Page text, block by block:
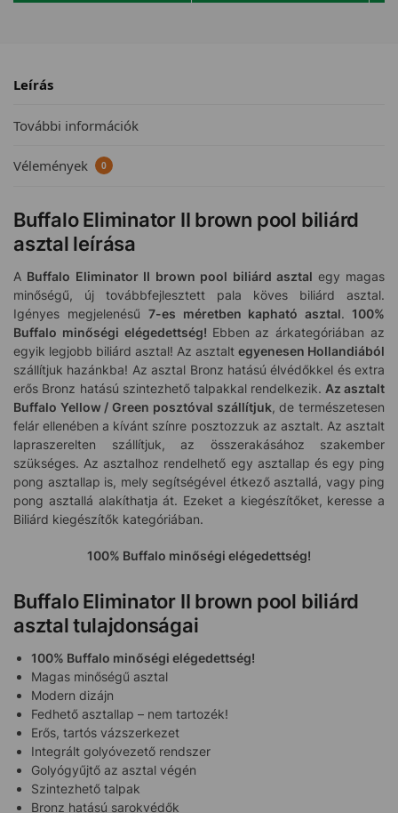
Leírás
További információk
Vélemények 0
Buffalo Eliminator II brown pool biliárd
asztal leírása
A Buffalo Eliminator II brown pool biliárd asztal egy magas
minőségű, új továbbfejlesztett pala köves biliárd asztal.
Igényes megjelenésű 7-es méretben kapható asztal. 100%
Buffalo minőségi elégedettség! Ebben az árkategóriában az
egyik legjobb biliárd asztal! Az asztalt egyenesen Hollandiából
szállítjuk hazánkba! Az asztal Bronz hatású élvédőkkel és extra
erős Bronz hatású szintezhető talpakkal rendelkezik. Az asztalt
Buffalo Yellow / Green posztóval szállítjuk, de természetesen
felár ellenében a kívánt színre posztozzuk az asztalt. Az asztalt
lapraszerelten szállítjuk, az összerakásához szakember
szükséges. Az asztalhoz rendelhető egy asztallap és egy ping
pong asztallap is, mely segítségével étkező asztallá, vagy ping
pong asztallá alakíthatja át. Ezeket a kiegészítőket, keresse a
Biliárd kiegészítők kategóriában.
100% Buffalo minőségi elégedettség!
Buffalo Eliminator II brown pool biliárd
asztal tulajdonságai
100% Buffalo minőségi elégedettség!
Magas minőségű asztal
Modern dizájn
Fedhető asztallap – nem tartozék!
Erős, tartós vázszerkezet
Integrált golyóvezető rendszer
Golyógyűjtő az asztal végén
Szintezhető talpak
Bronz hatású sarokvédők